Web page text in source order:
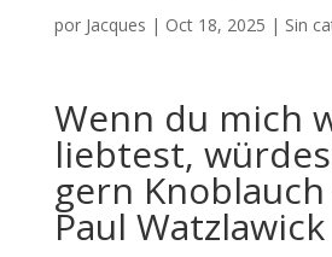
por Jacques | Oct 18, 2025 | Sin
Wenn du mich
liebtest,
gern Knoblauch
Paul Watzlawick